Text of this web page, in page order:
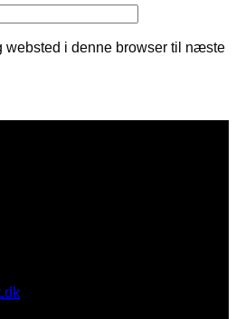
websted i denne browser til næste